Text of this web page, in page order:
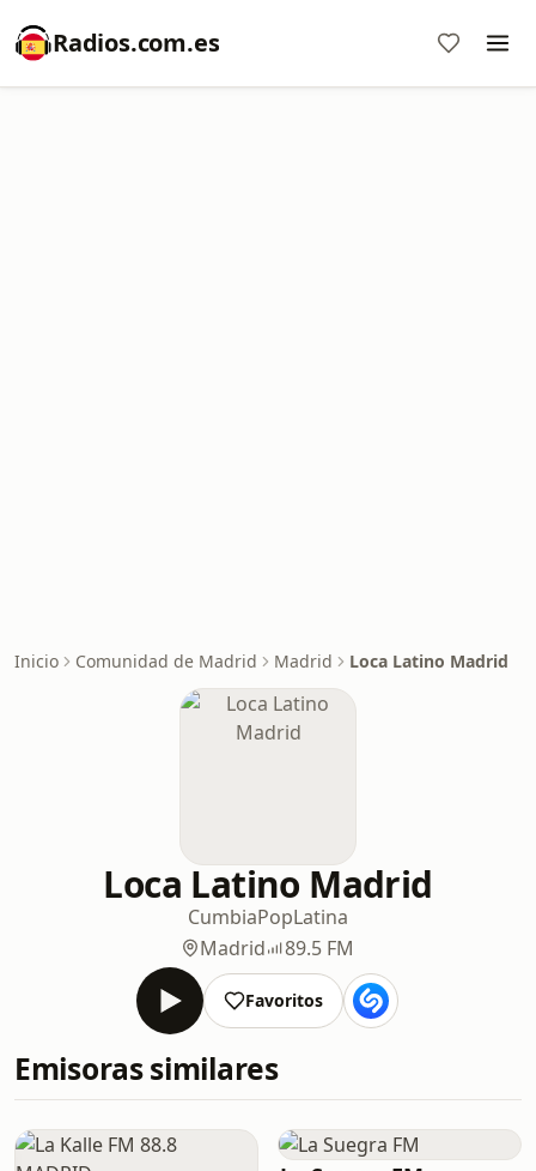
Radios.com.es
Inicio Comunidad de Madrid Madrid Loca Latino Madrid
Loca Latino Madrid
CumbiaPopLatina
Madrid
89.5 FM
Favoritos
Emisoras similares